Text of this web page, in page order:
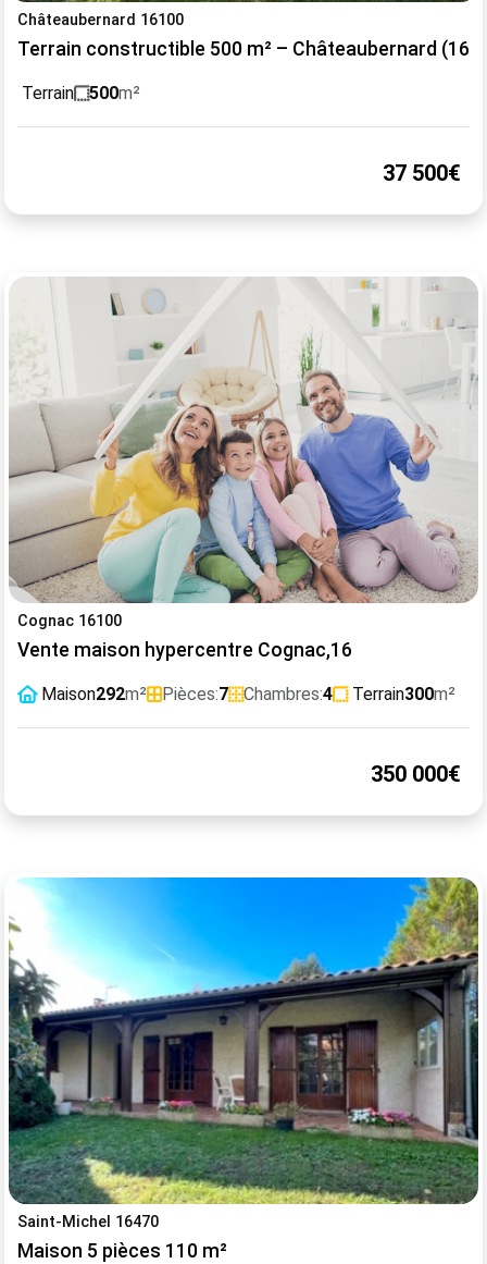
Châteaubernard 16100
Terrain constructible 500 m² – Châteaubernard (16)
Terrain 500m²
37 500€
Cognac 16100
Vente maison hypercentre Cognac,16
Maison292m² Pièces:7 Chambres:4 Terrain300m²
350 000€
Saint-Michel 16470
Maison 5 pièces 110 m²